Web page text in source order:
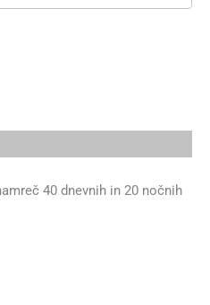
40 dnevnih in 20 nočnih